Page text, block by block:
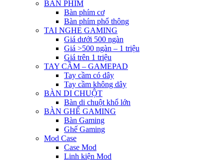
BÀN PHÍM
Bàn phím cơ
Bàn phím phổ thông
TAI NGHE GAMING
Giá dưới 500 ngàn
Giá >500 ngàn – 1 triệu
Giá trên 1 triệu
TAY CẦM – GAMEPAD
Tay cầm có dây
Tay cầm không dây
BÀN DI CHUỘT
Bàn di chuột khổ lớn
BÀN GHẾ GAMING
Bàn Gaming
Ghế Gaming
Mod Case
Case Mod
Linh kiện Mod